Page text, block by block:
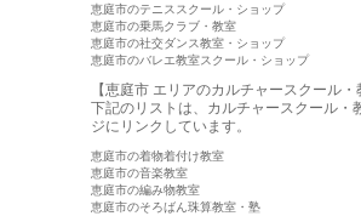
恵庭市のテニススクール・ショップ
恵庭市の乗馬クラブ・教室
恵庭市の社交ダンス教室・ショップ
恵庭市のバレエ教室スクール・ショップ
【恵庭市 エリアのカルチャースクール
下記のリストは、カルチャースクール・
ジにリンクしています。
恵庭市の着物着付け教室
恵庭市の音楽教室
恵庭市の編み物教室
恵庭市のそろばん珠算教室・塾